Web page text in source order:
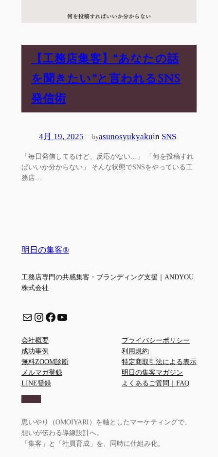
【工務店集客】“あなたの話
を聞きたい”と言われるSNS
発信術
4月 19, 2025—byasunosyukyakuin SNS
「毎日発信してるけど、反応がない…」 「何を投稿すれ
ばいいか分からない」 そんな状態でSNSをやっている工
務店…
明日の集客®
工務店専門の共感集客・ブランディング支援｜ANDYOU
株式会社
メール Instagram Facebook YouTube
会社概要
成功事例
無料ZOOM診断
メルマガ登録
LINE登録
プライバシーポリシー
利用規約
特定商取引法による表示
明日の集客マガジン
よくあるご質問｜FAQ
思いやり（OMOIYARI）を軸としたマーケティングで、
想いが伝わる導線設計へ。
「集客」と「社員育成」を、同時に仕組み化。